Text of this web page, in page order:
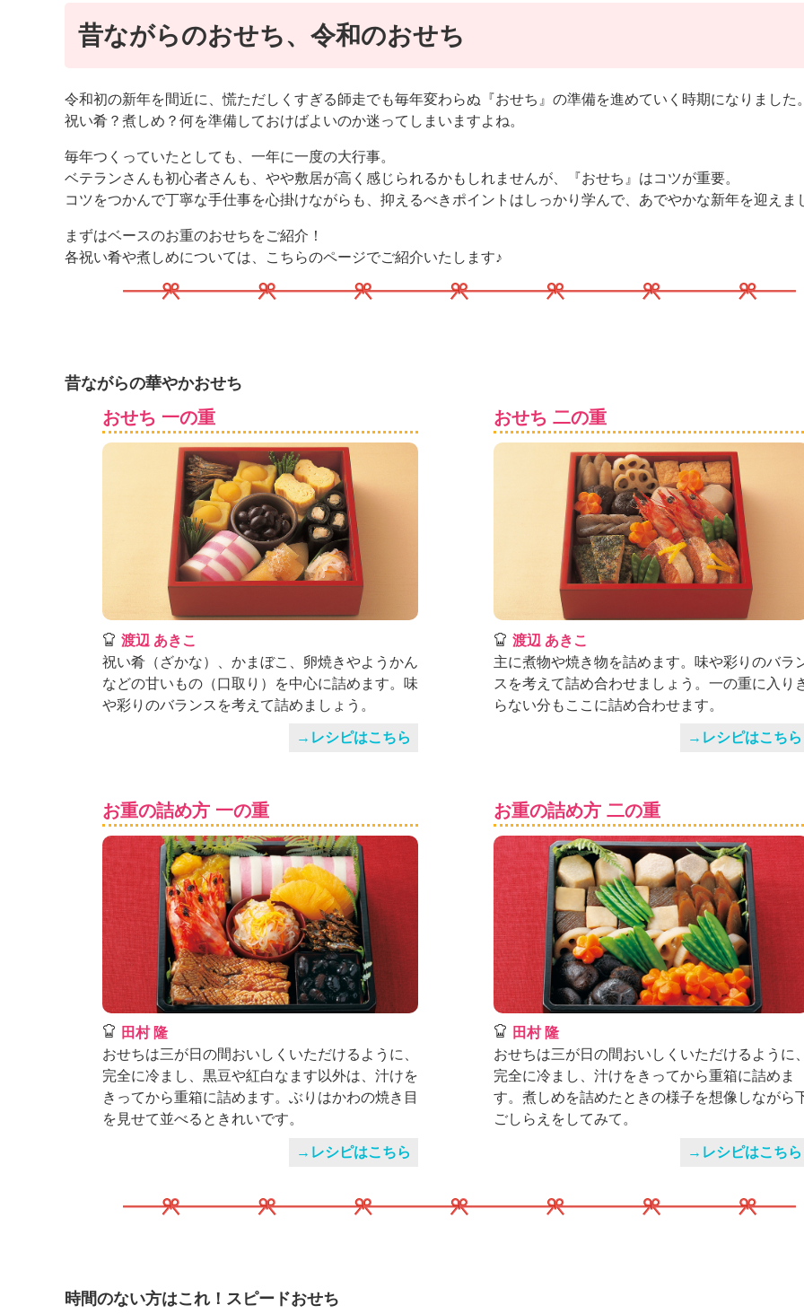
う
理
」
昔ながらのおせち、令和のおせち
令和初の新年を間近に、慌ただしくすぎる師走でも毎年変わらぬ『おせち』の準備を進めていく時期になりました
祝い肴？煮しめ？何を準備しておけばよいのか迷ってしまいますよね。
毎年つくっていたとしても、一年に一度の大行事。
ベテランさんも初心者さんも、やや敷居が高く感じられるかもしれませんが、『おせち』はコツが重要。
コツをつかんで丁寧な手仕事を心掛けながらも、抑えるべきポイントはしっかり学んで、あでやかな新年を迎えま
まずはベースのお重のおせちをご紹介！
各祝い肴や煮しめについては、こちらのページでご紹介いたします♪
昔ながらの華やかおせち
おせち 一の重
渡辺 あきこ
祝い肴（ざかな）、かまぼこ、卵焼きやようかん
などの甘いもの（口取り）を中心に詰めます。味
や彩りのバランスを考えて詰めましょう。
→レシピはこちら
おせち 二の重
渡辺 あきこ
主に煮物や焼き物を詰めます。味や彩りのバラ
スを考えて詰め合わせましょう。一の重に入り
らない分もここに詰め合わせます。
→レシピはこちら
お重の詰め方 一の重
田村 隆
おせちは三が日の間おいしくいただけるように、
完全に冷まし、黒豆や紅白なます以外は、汁けを
きってから重箱に詰めます。ぶりはかわの焼き目
を見せて並べるときれいです。
→レシピはこちら
お重の詰め方 二の重
田村 隆
おせちは三が日の間おいしくいただけるように
完全に冷まし、汁けをきってから重箱に詰めま
す。煮しめを詰めたときの様子を想像しながら
ごしらえをしてみて。
→レシピはこちら
時間のない方はこれ！スピードおせち